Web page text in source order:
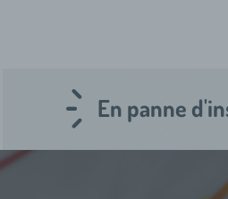
En panne